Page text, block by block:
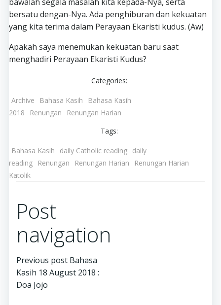
bersatu dengan-Nya. Ada penghiburan dan kekuatan
yang kita terima dalam Perayaan Ekaristi kudus. (Aw)
Apakah saya menemukan kekuatan baru saat
menghadiri Perayaan Ekaristi Kudus?
Categories:
Archive Bahasa Kasih
Bahasa Kasih
2018
Renungan
Renungan Harian
Tags:
Bahasa Kasih daily Catholic reading daily
reading
Renungan Renungan Harian
Renungan Harian
Katolik
Post
navigation
Previous post Bahasa
Kasih 18 August 2018 :
Doa Jojo